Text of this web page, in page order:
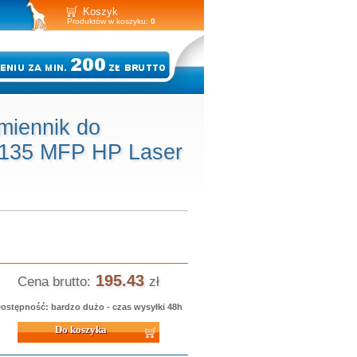
Koszyk
Produktów w koszyku: 0
do
MFP HP Laser
Cena brutto: 195.43 zł
bardzo dużo - czas wysyłki 48h
koszyka